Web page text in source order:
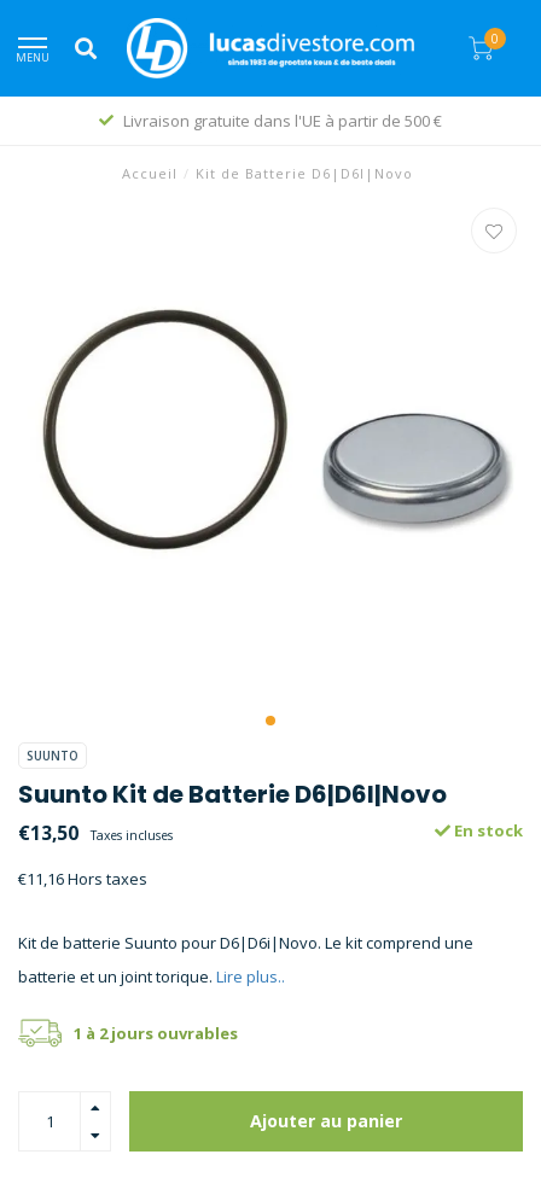
MENU
0
Livraison gratuite dans l'UE à partir de 500 €
Accueil / Kit de Batterie D6|D6I|Novo
SUUNTO
Suunto Kit de Batterie D6|D6I|Novo
€13,50 Taxes incluses
€11,16 Hors taxes
En stock
Kit de batterie Suunto pour D6|D6i|Novo. Le kit comprend une
batterie et un joint torique. Lire plus..
1 à 2 jours ouvrables
Ajouter au panier